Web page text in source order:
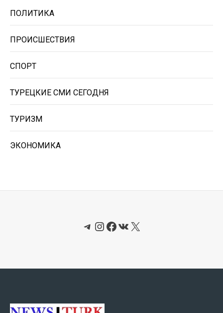
ПОЛИТИКА
ПРОИСШЕСТВИЯ
СПОРТ
ТУРЕЦКИЕ СМИ СЕГОДНЯ
ТУРИЗМ
ЭКОНОМИКА
Telegram
Instagram
Facebook
ВКонтакте
X